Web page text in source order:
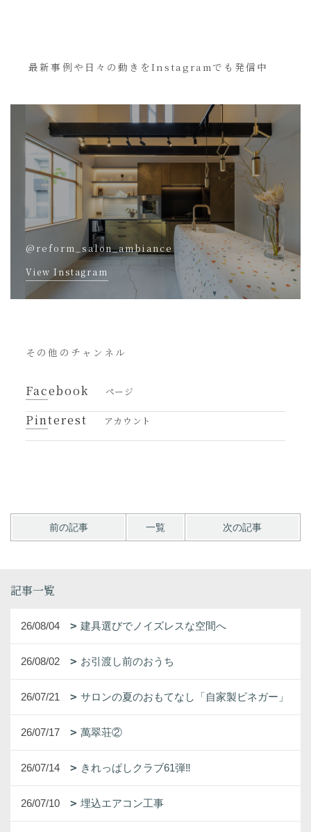
最新事例や日々の動きをInstagramでも発信中
@reform_salon_ambiance
View Instagram
その他のチャンネル
Facebook ページ
Pinterest アカウント
前の記事 一覧 次の記事
記事一覧
26/08/04 建具選びでノイズレスな空間へ
26/08/02 お引渡し前のおうち
26/07/21 サロンの夏のおもてなし「自家製ビネガー」
26/07/17 萬翠荘②
26/07/14 きれっぱしクラブ61弾‼
26/07/10 埋込エアコン工事